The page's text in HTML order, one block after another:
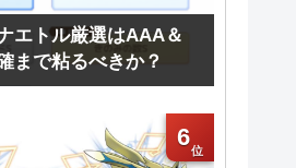
エトル厳選はAAA＆
まで粘るべきか？
6